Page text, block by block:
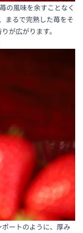
の風味を余すことなく
まるで完熟した苺をそ
が広がります。
ートのように、厚み